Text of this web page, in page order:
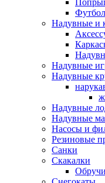
Надувные и
Надувные
Надувные
Надувные
Надувные
Насосы и
Резиновые
Санки
Скакалки
Обручи